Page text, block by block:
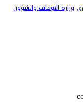
والشؤون